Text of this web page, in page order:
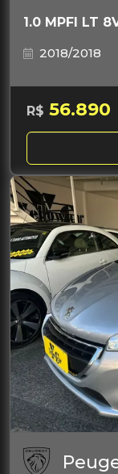
1.0 MPFI LT
2018/2018
R$ 56.890